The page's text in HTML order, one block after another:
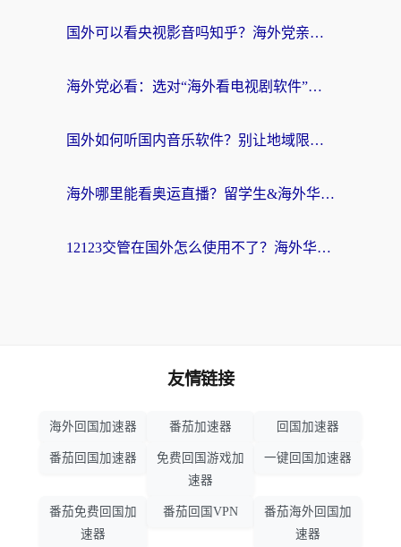
国外可以看央视影音吗知乎？海外党亲测有效的回国加速方案
海外党必看：选对“海外看电视剧软件”，再也不用愁国内剧刷不了
国外如何听国内音乐软件？别让地域限制，断了你的中文歌单
海外哪里能看奥运直播？留学生&海外华人必看的体育赛事观赛终极指南
12123交管在国外怎么使用不了？海外华人必看的无缝访问国内资源指南
友情链接
海外回国加速器 番茄加速器 回国加速器
番茄回国加速器
免费回国游戏加
速器
一键回国加速器
番茄免费回国加
速器
番茄回国VPN
番茄海外回国加
速器